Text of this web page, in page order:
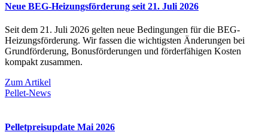
Neue BEG-Heizungsförderung seit 21. Juli 2026
Seit dem 21. Juli 2026 gelten neue Bedingungen für die BEG-
Heizungsförderung. Wir fassen die wichtigsten Änderungen bei
Grundförderung, Bonusförderungen und förderfähigen Kosten
kompakt zusammen.
Zum Artikel
Pellet-News
Pelletpreisupdate Mai 2026